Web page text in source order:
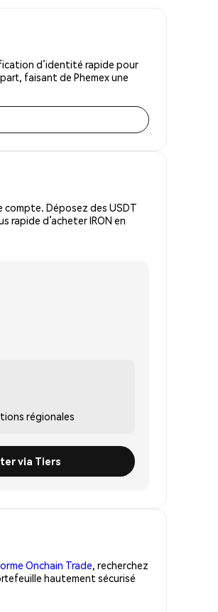
d’identité rapide pour
faisant de Phemex une
Déposez des USDT
rapide d’acheter IRON en
régionales
via Tiers
Onchain Trade, recherchez
hautement sécurisé